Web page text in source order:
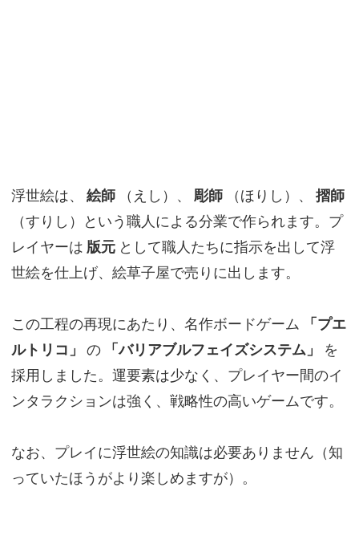
浮世絵は、 絵師 （えし）、 彫師 （ほりし）、
摺師
（すりし）という職人による分業で作られます。プ
レイヤーは 版元 として職人たちに指示を出して浮
世絵を仕上げ、絵草子屋で売りに出します。
この工程の再現にあたり、名作ボードゲーム
「プエ
ルトリコ」
の 「バリアブルフェイズシステム」
を
採用しました。運要素は少なく、プレイヤー間のイ
ンタラクションは強く、戦略性の高いゲームです。
なお、プレイに浮世絵の知識は必要ありません（知
っていたほうがより楽しめますが）。